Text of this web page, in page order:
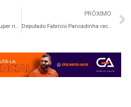
Direita derrota taxação de super ricos e mantém bilionários isentos
PRÓXIMO
Deputado Fabrício Pancadinha recebe vereadora Lusiane da Saúde e reforça apoio a Itajuípe